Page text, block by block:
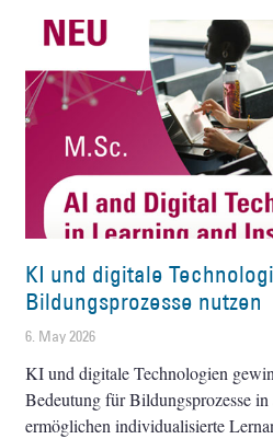
KI und digitale
Bildungsprozesse nutzen
6. May 2026
KI und digitale Technologien
Bedeutung für Bildungsprozesse
ermöglichen individualisierte